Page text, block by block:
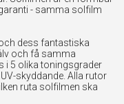
- samma solfilm
dess fantastiska
och få samma
i 5 olika toningsgrader
skyddande. Alla rutor
ruta solfilmen ska